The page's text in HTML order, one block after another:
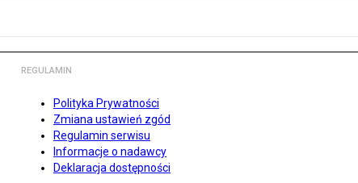
REGULAMIN
Polityka Prywatności
Zmiana ustawień zgód
Regulamin serwisu
Informacje o nadawcy
Deklaracja dostępności